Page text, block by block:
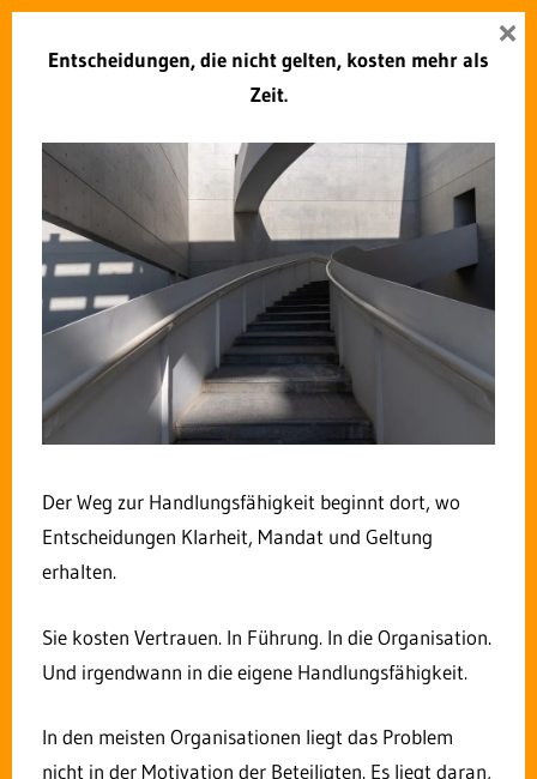
Zum
Zukunft Verwaltung Menü
Setzt die Coronakrise eine
positive Spirale im Hinblick
auf den öffentlichen
Gesundheitsdienst in Gang?
22. MÄRZ 2020
ROLF DINDORF
KOMMENTAR HINTERLASSEN
Über Letzte Artikel
Entscheidungen, die nicht gelten, kosten mehr als
Zeit.
Der Weg zur Handlungsfähigkeit beginnt dort, wo
Entscheidungen Klarheit, Mandat und Geltung
erhalten.
Sie kosten Vertrauen. In Führung. In die Organisation.
Und irgendwann in die eigene Handlungsfähigkeit.
In den meisten Organisationen liegt das Problem
nicht in der Motivation der Beteiligten. Es liegt daran,
×